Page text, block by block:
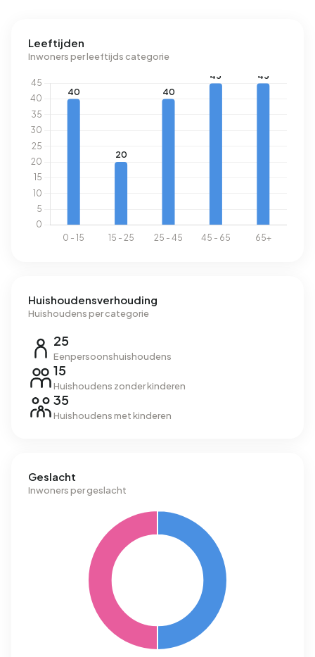
Leeftijden
Inwoners per leeftijds categorie
Huishoudensverhouding
Huishoudens per categorie
25
Eenpersoonshuishoudens
15
Huishoudens zonder kinderen
35
Huishoudens met kinderen
Geslacht
Inwoners per geslacht